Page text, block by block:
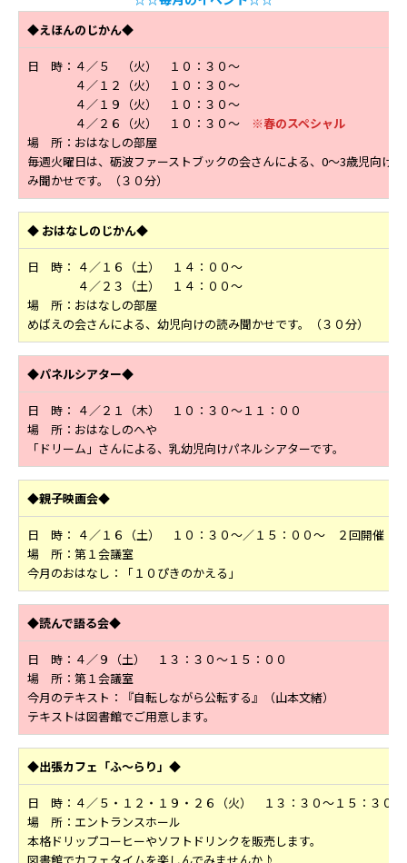
◆えほんのじかん◆
日 時：４／５ （火） １０：３０～
４／１２（火） １０：３０～
４／１９（火） １０：３０～
４／２６（火） １０：３０～
※春のスペシャル
場 所：おはなしの部屋
毎週火曜日は、砺波ファーストブックの会さんによる、0～3歳児向け
み聞かせです。（３０分）
◆ おはなしのじかん◆
日 時： ４／１６（土） １４：００～
４／２３（土） １４：００～
場 所：おはなしの部屋
めばえの会さんによる、幼児向けの読み聞かせです。（３０分）
◆パネルシアター◆
日 時： ４／２１（木） １０：３０～１１：００
場 所：おはなしのへや
「ドリーム」さんによる、乳幼児向けパネルシアターです。
◆親子映画会◆
日 時： ４／１６（土） １０：３０～／１５：００～ ２回開催
場 所：第１会議室
今月のおはなし：「１０ぴきのかえる」
◆読んで語る会◆
日 時：４／９（土） １３：３０～１５：００
場 所：第１会議室
今月のテキスト：『自転しながら公転する』（山本文緒）
テキストは図書館でご用意します。
◆出張カフェ「ふ～らり」◆
日 時：４／５・１２・１９・２６（火） １３：３０～１５：３０
場 所：エントランスホール
本格ドリップコーヒーやソフトドリンクを販売します。